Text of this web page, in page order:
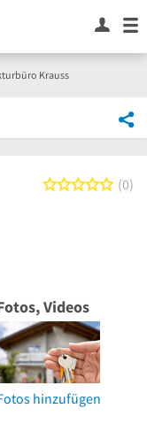
Krauss
00
Videos
hinzufügen